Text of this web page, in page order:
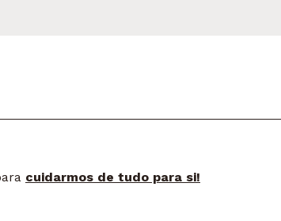
cuidarmos de tudo para si!